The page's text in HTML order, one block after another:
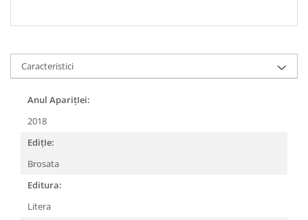
Caracteristici
Anul AparițIei:
2018
EdițIe:
Brosata
Editura:
Litera